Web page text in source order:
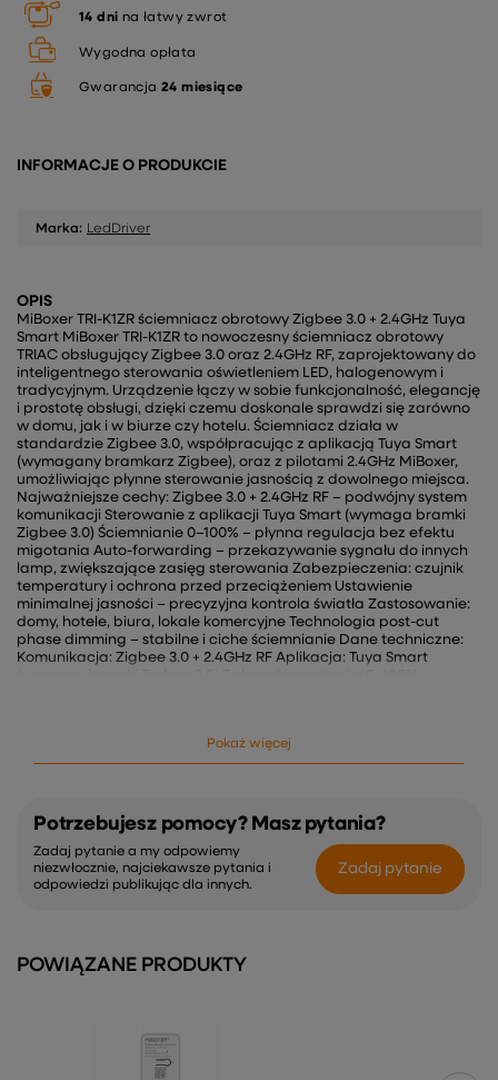
14 dni na łatwy zwrot
Wygodna opłata
Gwarancja 24 miesiące
INFORMACJE O PRODUKCIE
Marka: LedDriver
OPIS
MiBoxer TRI-K1ZR ściemniacz obrotowy Zigbee 3.0 + 2.4GHz Tuya
Smart MiBoxer TRI-K1ZR to nowoczesny ściemniacz obrotowy
TRIAC obsługujący Zigbee 3.0 oraz 2.4GHz RF, zaprojektowany do
inteligentnego sterowania oświetleniem LED, halogenowym i
tradycyjnym. Urządzenie łączy w sobie funkcjonalność, elegancję
i prostotę obsługi, dzięki czemu doskonale sprawdzi się zarówno
w domu, jak i w biurze czy hotelu. Ściemniacz działa w
standardzie Zigbee 3.0, współpracując z aplikacją Tuya Smart
(wymagany bramkarz Zigbee), oraz z pilotami 2.4GHz MiBoxer,
umożliwiając płynne sterowanie jasnością z dowolnego miejsca.
Najważniejsze cechy: Zigbee 3.0 + 2.4GHz RF – podwójny system
komunikacji Sterowanie z aplikacji Tuya Smart (wymaga bramki
Zigbee 3.0) Ściemnianie 0–100% – płynna regulacja bez efektu
migotania Auto-forwarding – przekazywanie sygnału do innych
lamp, zwiększające zasięg sterowania Zabezpieczenia: czujnik
temperatury i ochrona przed przeciążeniem Ustawienie
minimalnej jasności – precyzyjna kontrola światła Zastosowanie:
domy, hotele, biura, lokale komercyjne Technologia post-cut
phase dimming – stabilne i ciche ściemnianie Dane techniczne:
Komunikacja: Zigbee 3.0 + 2.4GHz RF Aplikacja: Tuya Smart
halogenowe Zasięg: do 30 m (RF 2.4GHz)
Pokaż więcej
Potrzebujesz pomocy? Masz pytania?
Zadaj pytanie a my odpowiemy
niezwłocznie, najciekawsze pytania i
odpowiedzi publikując dla innych.
Zadaj pytanie
POWIĄZANE PRODUKTY